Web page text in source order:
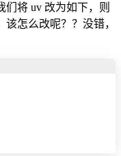
将 uv 改为如下，则
怎么改呢？？没错，